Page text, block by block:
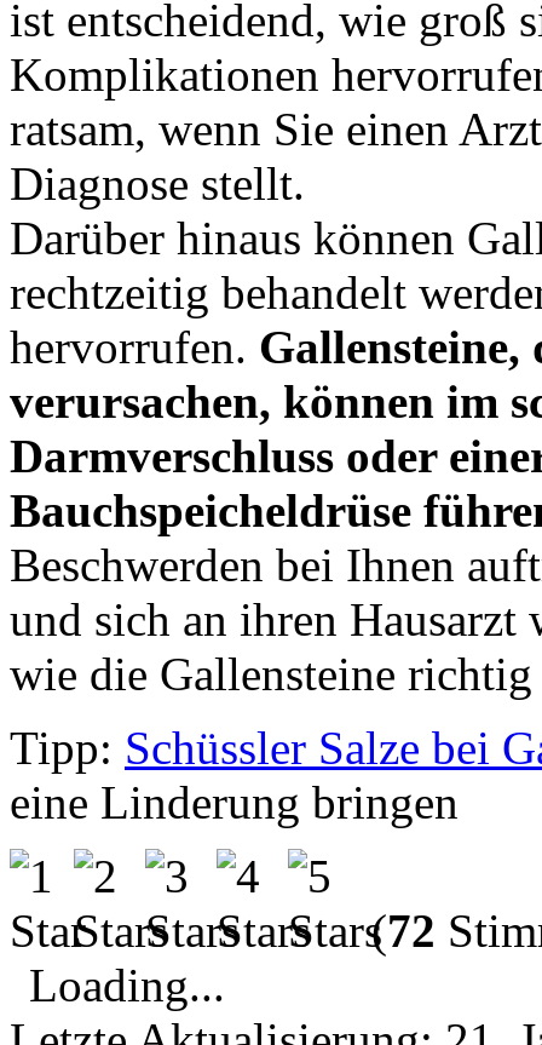
ist entscheidend, wie groß
Komplikationen
ratsam, wenn Sie einen
Diagnose stellt.
Darüber hinaus können
rechtzeitig behandelt
hervorrufen.
verursachen, können im
Darmverschluss oder
Bauchspeicheldrüse
Beschwerden bei Ihnen
und sich an ihren Hausarzt
wie die Gallensteine
Tipp: Schüssler Salze bei
eine Linderung bringen
(72
Loading...